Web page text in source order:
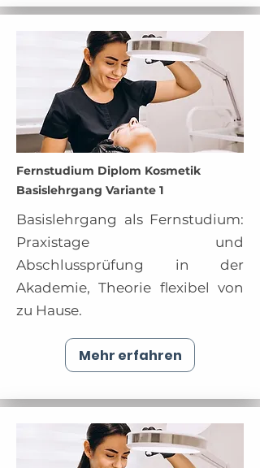
Fernstudium Diplom Kosmetik
Basislehrgang Variante 1
Basislehrgang als Fernstudium:
Praxistage und
Abschlussprüfung in der
Akademie, Theorie flexibel von
zu Hause.
Mehr erfahren